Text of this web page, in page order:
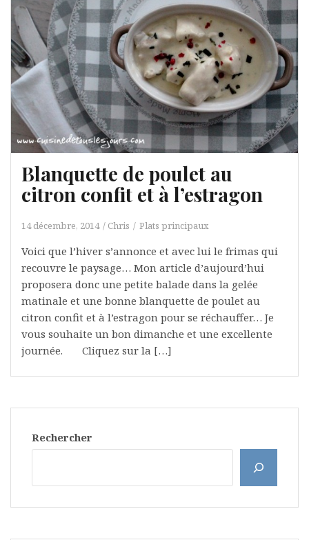
Blanquette de poulet au
citron confit et à l’estragon
14 décembre, 2014 Chris Plats principaux
Voici que l’hiver s’annonce et avec lui le frimas qui
recouvre le paysage… Mon article d’aujourd’hui
proposera donc une petite balade dans la gelée
matinale et une bonne blanquette de poulet au
citron confit et à l’estragon pour se réchauffer… Je
vous souhaite un bon dimanche et une excellente
journée. Cliquez sur la […]
Rechercher